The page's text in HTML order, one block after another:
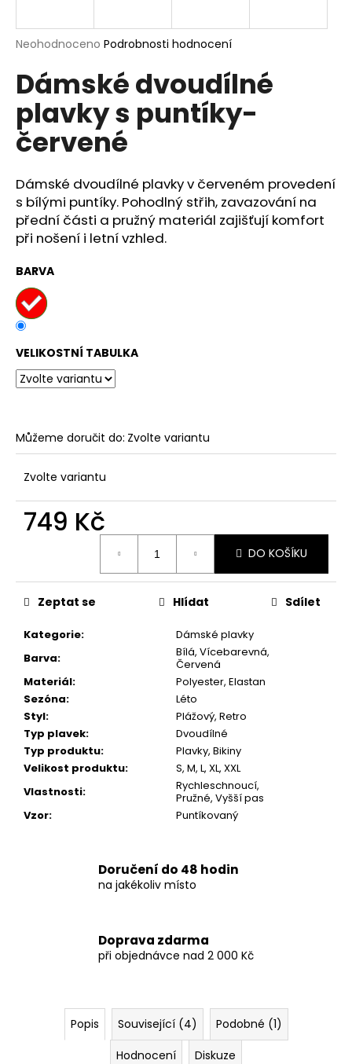
Průměrné
produktu
je
5
hvězdiček.
Neohodnoceno Podrobnosti hodnocení
Dámské dvoudílné
plavky s puntíky-
červené
Dámské dvoudílné plavky v červeném provedení
s bílými puntíky. Pohodlný střih, zavazování na
přední části a pružný materiál zajišťují komfort
při nošení i letní vzhled.
BARVA
VELIKOSTNÍ TABULKA
Můžeme doručit do: Zvolte variantu
Zvolte variantu
749 Kč
DO KOŠÍKU
Kategorie:
Dámské plavky
Barva:
Bílá, Vícebarevná,
Červená
Materiál:
Polyester, Elastan
Sezóna:
Léto
Styl:
Plážový, Retro
Typ plavek:
Dvoudílné
Typ produktu:
Plavky, Bikiny
Velikost produktu:
S, M, L, XL, XXL
Vlastnosti:
Rychleschnoucí,
Pružné, Vyšší pas
Vzor: Puntíkovaný
Zeptat se Hlídat Sdílet
Doručení do 48 hodin
na jakékoliv místo
Doprava zdarma
při objednávce nad 2 000 Kč
Popis Související (4)
Podobné (1)
Hodnocení
Diskuze
j
t
?
HLEDAT
D
o
p
o
r
u
č
u
j
e
DÁMSKÉ
BANDEAU
BIKINY
Kč